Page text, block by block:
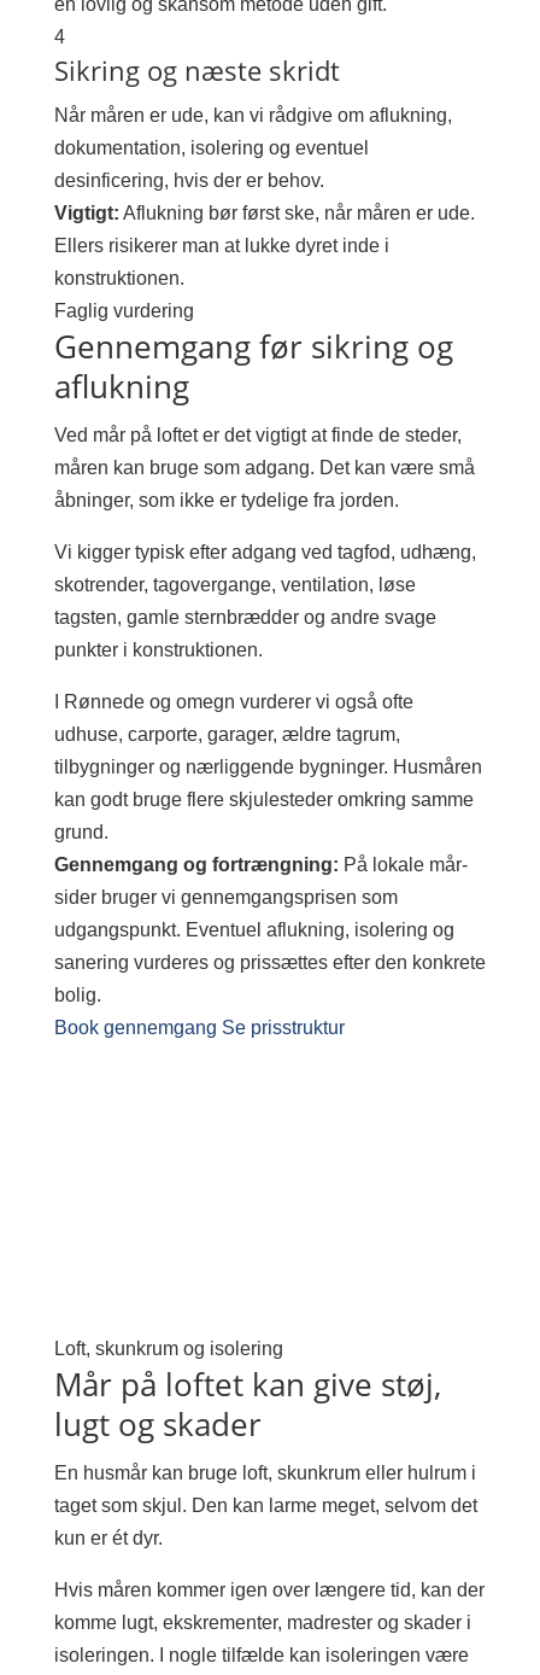
4
Sikring og næste skridt
Når måren er ude, kan vi rådgive om aflukning,
dokumentation, isolering og eventuel
desinficering, hvis der er behov.
Vigtigt: Aflukning bør først ske, når måren er ude.
Ellers risikerer man at lukke dyret inde i
konstruktionen.
Faglig vurdering
Gennemgang før sikring og
aflukning
Ved mår på loftet er det vigtigt at finde de steder,
måren kan bruge som adgang. Det kan være små
åbninger, som ikke er tydelige fra jorden.
Vi kigger typisk efter adgang ved tagfod, udhæng,
skotrender, tagovergange, ventilation, løse
tagsten, gamle sternbrædder og andre svage
punkter i konstruktionen.
I Rønnede og omegn vurderer vi også ofte
udhuse, carporte, garager, ældre tagrum,
tilbygninger og nærliggende bygninger. Husmåren
kan godt bruge flere skjulesteder omkring samme
grund.
Gennemgang og fortrængning: På lokale mår-
sider bruger vi gennemgangsprisen som
udgangspunkt. Eventuel aflukning, isolering og
sanering vurderes og prissættes efter den konkrete
bolig.
Book gennemgang Se prisstruktur
Loft, skunkrum og isolering
Mår på loftet kan give støj,
lugt og skader
En husmår kan bruge loft, skunkrum eller hulrum i
taget som skjul. Den kan larme meget, selvom det
kun er ét dyr.
Hvis måren kommer igen over længere tid, kan der
komme lugt, ekskrementer, madrester og skader i
isoleringen. I nogle tilfælde kan isoleringen være